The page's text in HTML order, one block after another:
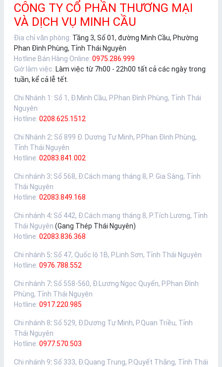
CÔNG TY CỔ PHẦN THƯƠNG MẠI
VÀ DỊCH VỤ MINH CẦU
Địa chỉ văn phòng: Tầng 3, Số 01, đường Minh Cầu, Phường
Phan Đình Phùng, Tỉnh Thái Nguyên
Hotline Bán Hàng Online: 0975.286.999
Giờ làm việc: Làm việc từ 7h00 - 22h00 tất cả các ngày trong
tuần, kể cả lễ tết.
Chi Nhánh 1 : Số 1, Đ.Minh Cầu, P.Phan Đình Phùng, Tỉnh Thái
Nguyên
Hotline: 0208.625.1512
Chi Nhánh 2: Số 899 Đ. Dương Tự Minh, P.Phan Đình Phùng,
Tỉnh Thái Nguyên
Hotline: 02083.841.002
Chi nhánh 3: Số 568, Đ.Cách mạng tháng 8, P. Gia Sàng, Tỉnh
Thái Nguyên
Hotline: 02083.849.168
Chi nhánh 4: Số 442, Đ.Cách mạng tháng 8, P.Tích Lương, Tỉnh
Thái Nguyên (Gang Thép Thái Nguyên)
Hotline: 02083.836.368
Chi nhánh 5: Số 47, Quốc lộ 1B, P.Linh Sơn, Tỉnh Thái Nguyên
Hotline: 0976.788.552
Chi nhánh 7: Số 558-560, Đ.Lương Ngọc Quyến, P.Phan Đình
Phùng, Tỉnh Thái Nguyên
Hotline: 0917.220.985
Chi nhánh 8: Số 529, Đ.Dương Tự Minh, P.Quan Triều, Tỉnh
Thái Nguyên
Hotline: 0977.570.503
Chi nhánh 9: Số 333, Đ.Quang Trung, P.Quyết Thắng, Tỉnh Thái